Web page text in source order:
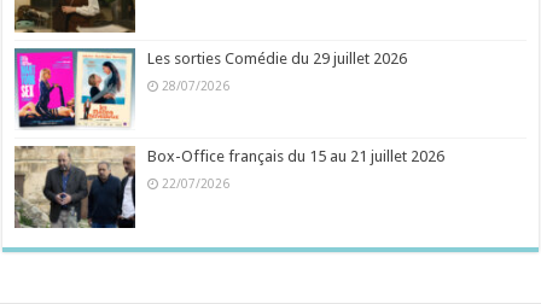
Les sorties Comédie du 29 juillet 2026
28/07/2026
Box-Office français du 15 au 21 juillet 2026
22/07/2026